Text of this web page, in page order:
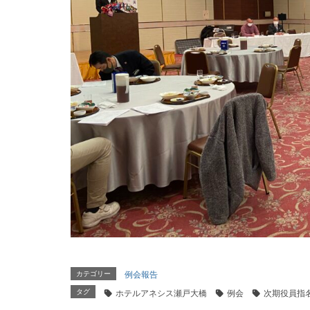
カテゴリー 例会報告
タグ ホテルアネシス瀬戸大橋 例会 次期役員指